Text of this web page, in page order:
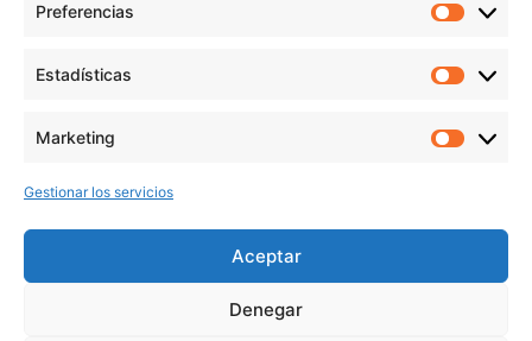
Preferencias
Estadísticas
Marketing
Gestionar los servicios
Aceptar
Denegar
veronicaruiz.es
está bajo
NoComercial 4.0 Internacional
MÁS NOVEDADES EN MIS REDES